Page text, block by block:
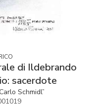
di Ildebrando
sacerdote
Schmidl”